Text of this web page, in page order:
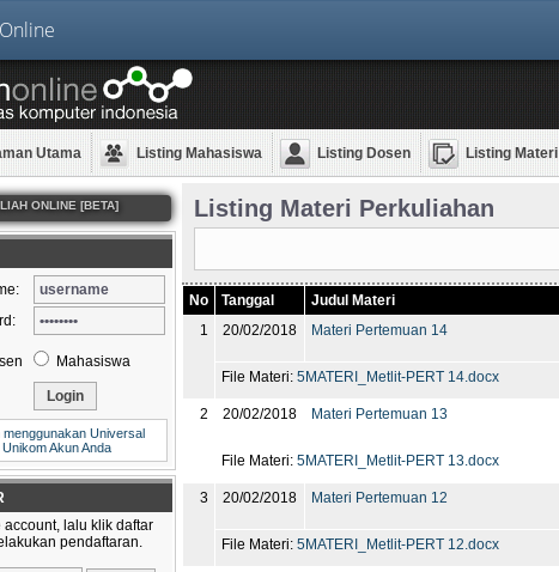
Utama Listing Mahasiswa Listing Dosen Listing Materi
ONLINE [BETA]
Mahasiswa
menggunakan Universal
Unikom Akun Anda
account, lalu klik daftar
pendaftaran.
Listing Materi Perkuliahan
No Tanggal Judul Materi
1
20/02/2018 Materi Pertemuan 14
File Materi: 5MATERI_Metlit-PERT 14.docx
2 20/02/2018 Materi Pertemuan 13
File Materi: 5MATERI_Metlit-PERT 13.docx
3 20/02/2018 Materi Pertemuan 12
File Materi: 5MATERI_Metlit-PERT 12.docx